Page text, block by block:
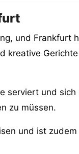
und
serviert und
zu müssen.
und ist